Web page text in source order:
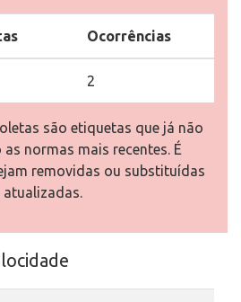
Ocorrências
2
são etiquetas que já não
normas mais recentes. É
removidas ou substituídas